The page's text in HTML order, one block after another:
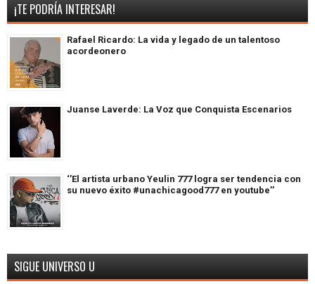
¡TE PODRÍA INTERESAR!
Rafael Ricardo: La vida y legado de un talentoso
acordeonero
Juanse Laverde: La Voz que Conquista Escenarios
‘’El artista urbano Yeulin 777 logra ser tendencia con
su nuevo éxito #unachicagood777 en youtube’’
SIGUE UNIVERSO U